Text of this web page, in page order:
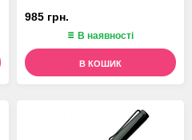
985 грн.
В наявності
В КОШИК